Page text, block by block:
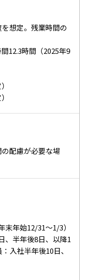
想定。残業時間の
12.3時間（2025年9
配慮が必要な場
末年始12/31～1/3）
、半年後8日、以降1
入社半年後10日、